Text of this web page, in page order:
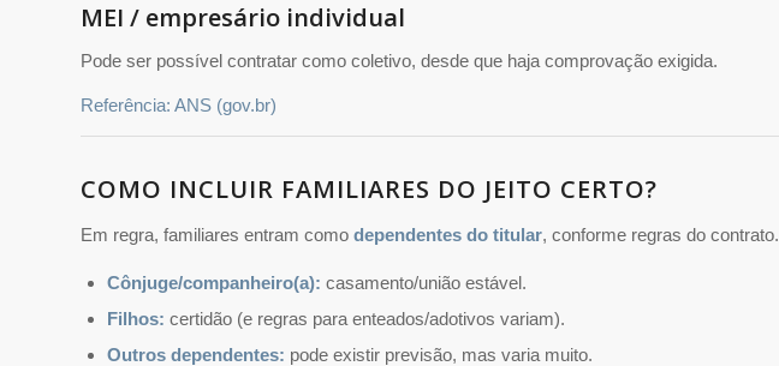
MEI / empresário individual
Pode ser possível contratar como coletivo, desde que haja comprovação exigida.
Referência: ANS (gov.br)
COMO INCLUIR FAMILIARES DO JEITO CERTO?
Em regra, familiares entram como dependentes do titular, conforme regras do contrato.
Cônjuge/companheiro(a): casamento/união estável.
Filhos: certidão (e regras para enteados/adotivos variam).
Outros dependentes: pode existir previsão, mas varia muito.